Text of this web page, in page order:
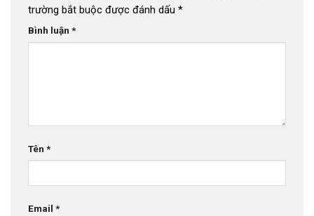
trường bắt buộc được đánh dấu *
Bình luận *
Tên *
Email *